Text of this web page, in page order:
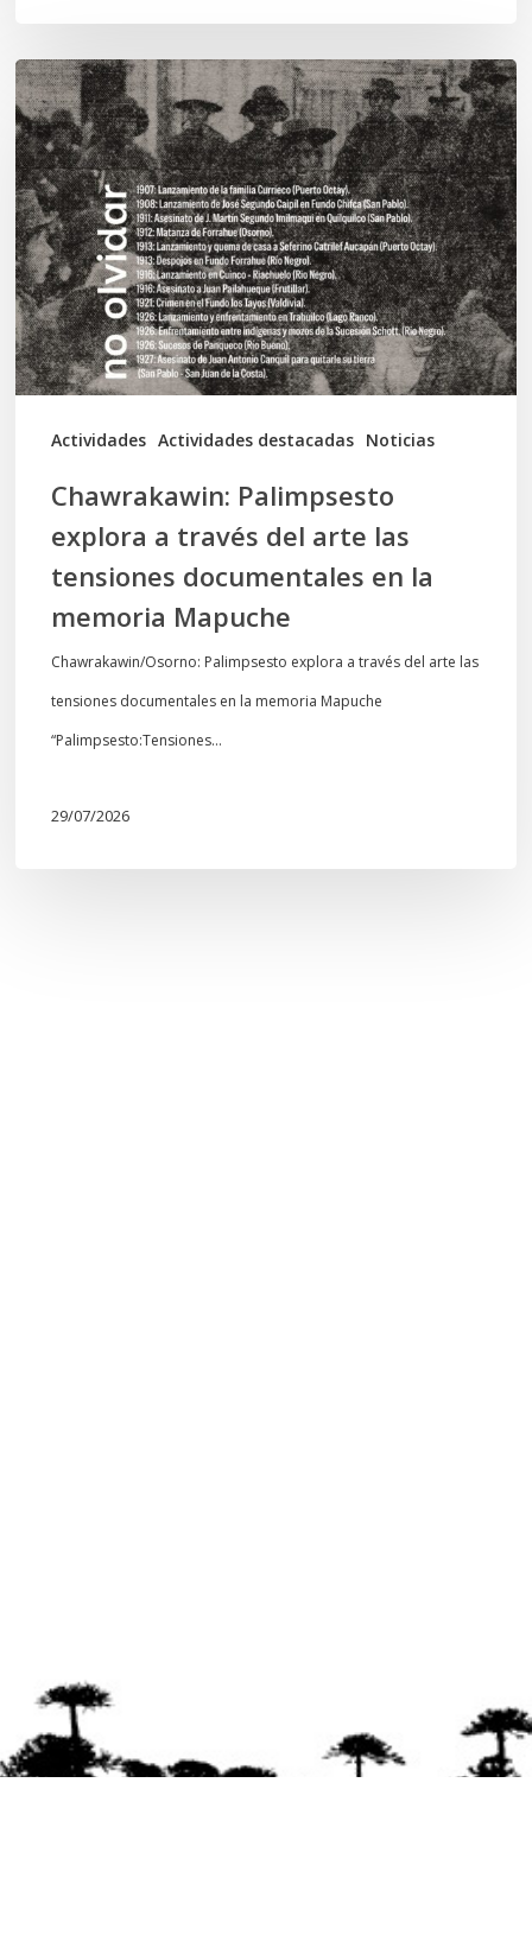
Actividades Actividades destacadas Noticias
Chawrakawin:
Palimpsesto
explora
a
través
del
arte
las
tensiones
documentales
memoria
Mapuche
Chawrakawin: Palimpsesto
explora a través del arte las
tensiones documentales en la
memoria Mapuche
Chawrakawin/Osorno: Palimpsesto explora a través del arte las
tensiones documentales en la memoria Mapuche
“Palimpsesto:Tensiones…
29/07/2026